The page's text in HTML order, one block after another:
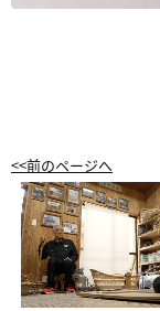
<<前のページへ